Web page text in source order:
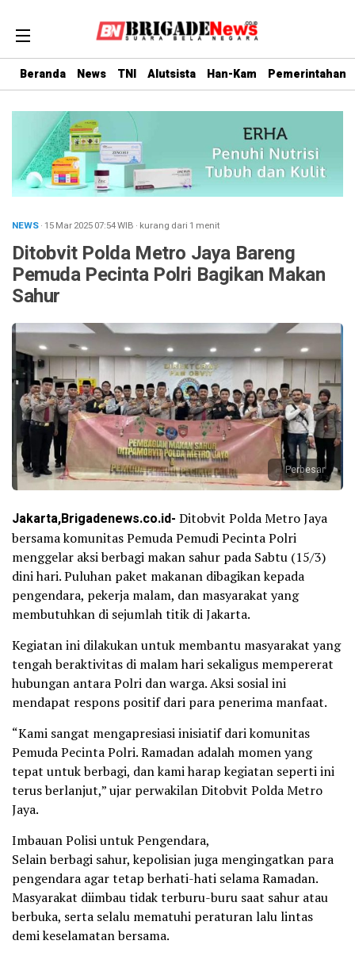
Beranda News TNI Alutsista Han-Kam Pemerintahan
NEWS· 15 Mar 202507:54WIB · kurang dari 1 menit
Ditobvit Polda Metro Jaya Bareng
Pemuda Pecinta Polri Bagikan Makan
Sahur
Perbesar
Jakarta,Brigadenews.co.id- Ditobvit Polda Metro Jaya
bersama komunitas Pemuda Pemudi Pecinta Polri
menggelar aksi berbagi makan sahur pada Sabtu (15/3)
dini hari. Puluhan paket makanan dibagikan kepada
pengendara, pekerja malam, dan masyarakat yang
membutuhkan di sejumlah titik di Jakarta.
Kegiatan ini dilakukan untuk membantu masyarakat yang
tengah beraktivitas di malam hari sekaligus mempererat
hubungan antara Polri dan warga. Aksi sosial ini
mendapat respons positif dari para penerima manfaat.
“Kami sangat mengapresiasi inisiatif dari komunitas
Pemuda Pecinta Polri. Ramadan adalah momen yang
tepat untuk berbagi, dan kami harap kegiatan seperti ini
terus berlanjut,” ujar perwakilan Ditobvit Polda Metro
Jaya.
Imbauan Polisi untuk Pengendara,
Selain berbagi sahur, kepolisian juga mengingatkan para
pengendara agar tetap berhati-hati selama Ramadan.
Masyarakat diimbau tidak terburu-buru saat sahur atau
berbuka, serta selalu mematuhi peraturan lalu lintas
demi keselamatan bersama.